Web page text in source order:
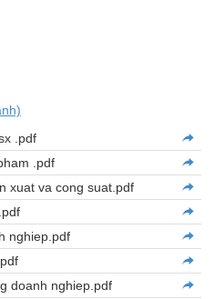
.pdf
.pdf
xuat va cong suat.pdf
nghiep.pdf
doanh nghiep.pdf